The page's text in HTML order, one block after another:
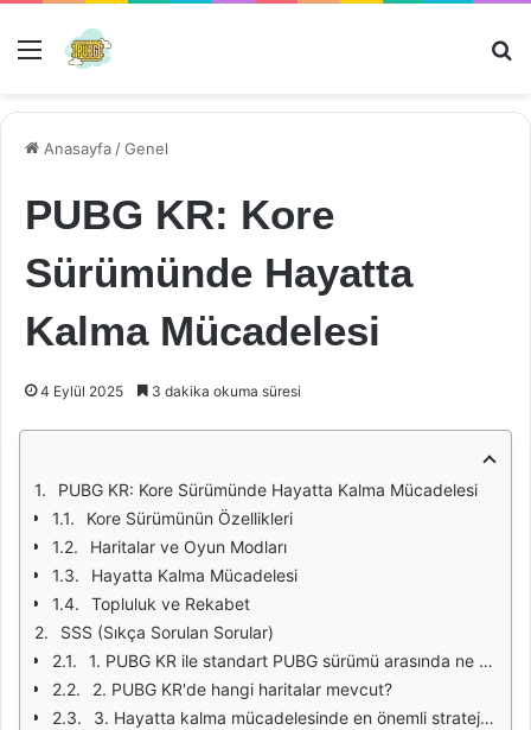
Menü
Anasayfa /Genel
PUBG KR: Kore
Sürümünde Hayatta
Kalma Mücadelesi
4 Eylül 2025 3 dakika okuma süresi
PUBG KR: Kore Sürümünde Hayatta Kalma Mücadelesi
Kore Sürümünün Özellikleri
Haritalar ve Oyun Modları
Hayatta Kalma Mücadelesi
Topluluk ve Rekabet
SSS (Sıkça Sorulan Sorular)
1. PUBG KR ile standart PUBG sürümü arasında ne fark var?
2. PUBG KR'de hangi haritalar mevcut?
3. Hayatta kalma mücadelesinde en önemli stratejiler nelerdir?